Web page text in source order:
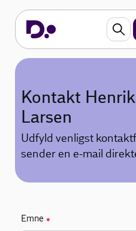
Kontakt
Larsen
Udfyld venligst
sender en e-mail
Emne ✱